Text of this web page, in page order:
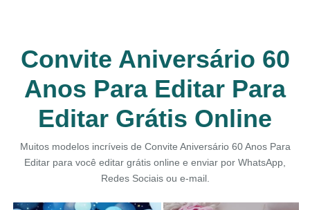
Convite Aniversário 60
Anos Para Editar Para
Editar Grátis Online
Muitos modelos incríveis de Convite Aniversário 60 Anos Para
Editar para você editar grátis online e enviar por WhatsApp,
Redes Sociais ou e-mail.